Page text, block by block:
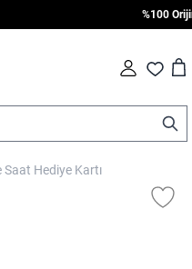
%100
Fav Cart
Saat Hediye Kartı